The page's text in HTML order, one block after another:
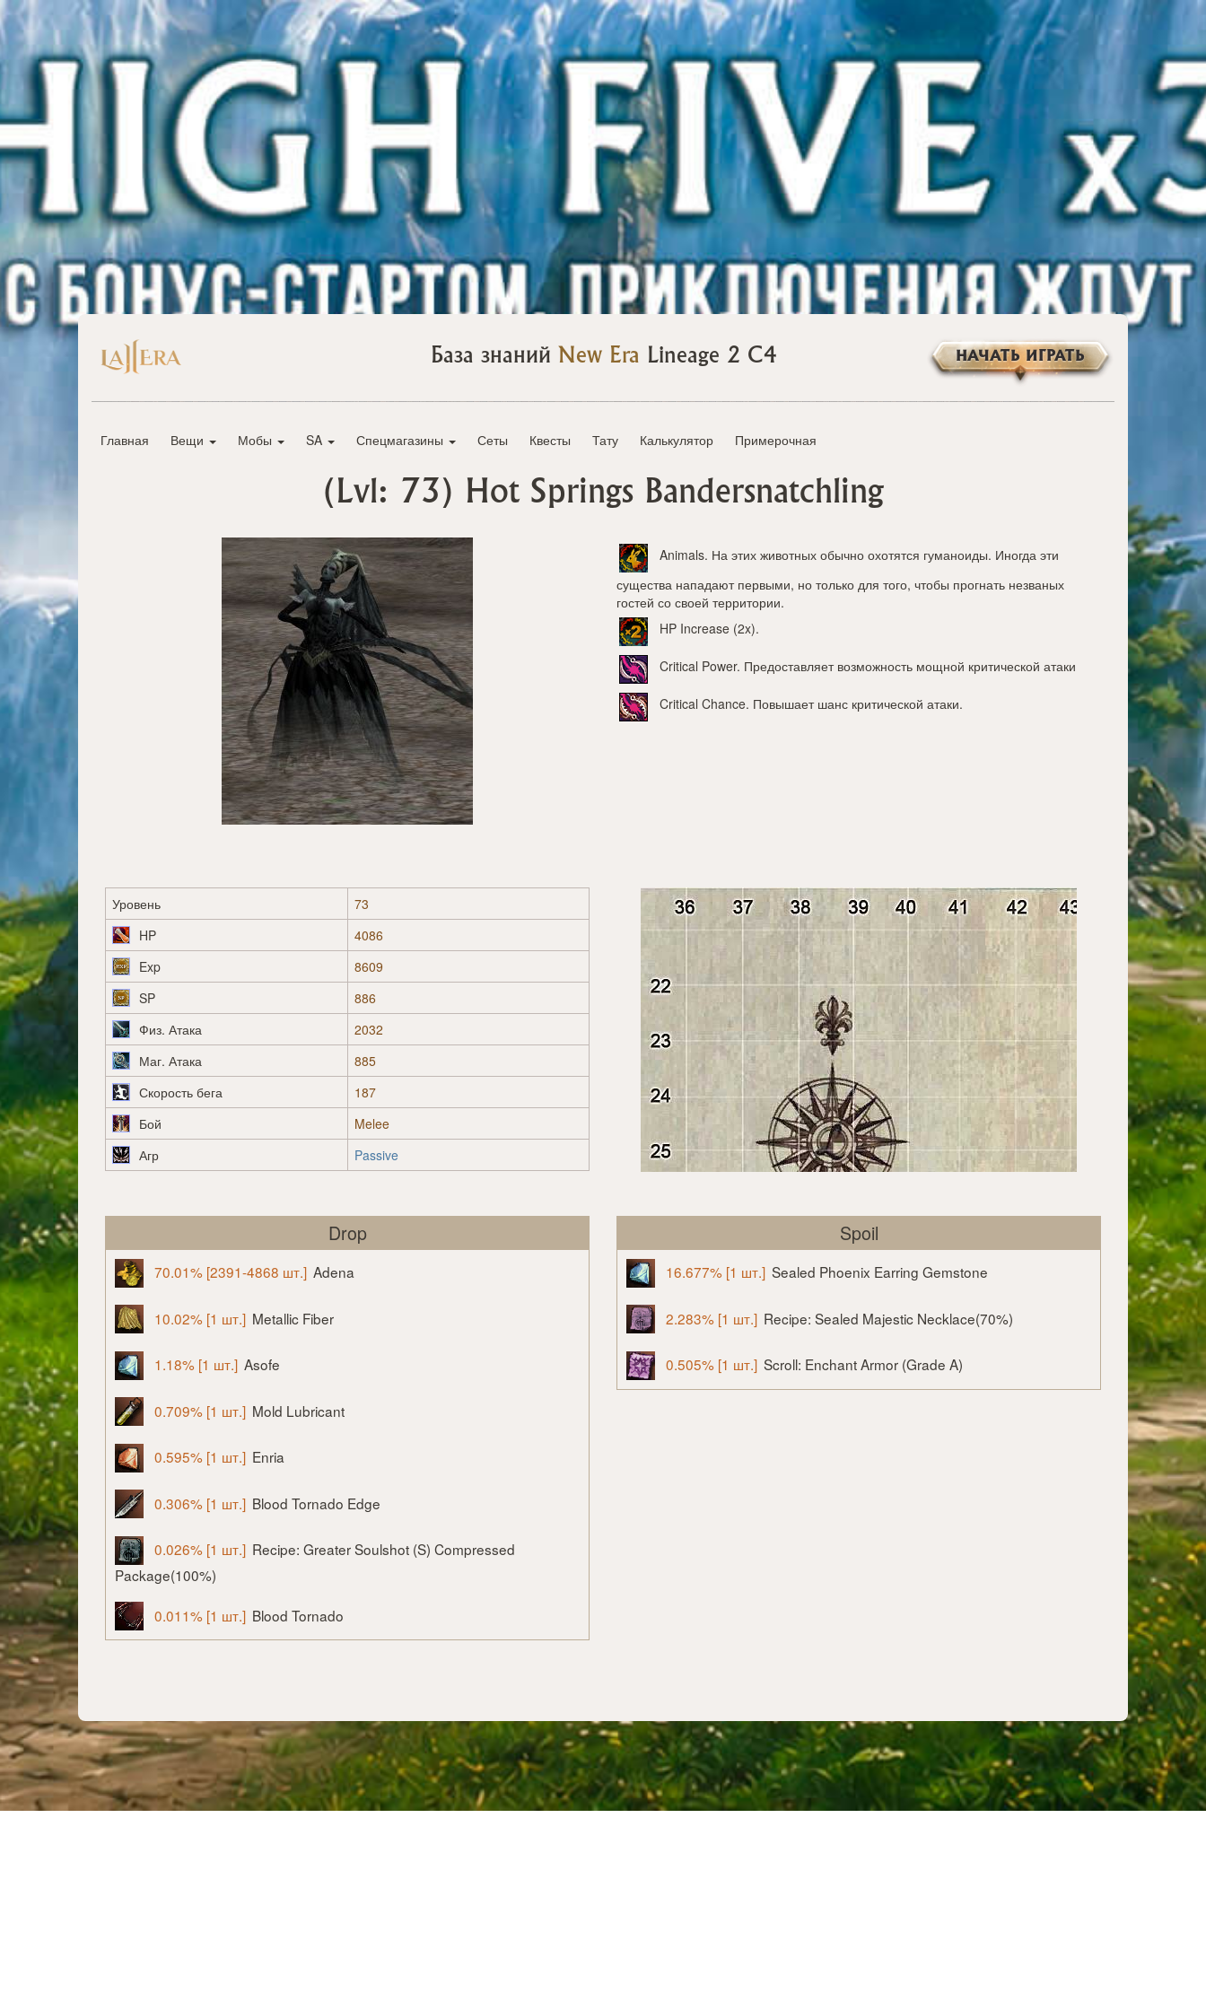
База знаний New Era Lineage 2 C4 НАЧАТЬ ИГРАТЬ
Главная Вещи Мобы SA Спецмагазины Сеты Квесты Тату Калькулятор Примерочная
(Lvl: 73) Hot Springs Bandersnatchling
Animals. На этих животных обычно охотятся гуманоиды. Иногда эти
существа нападают первыми, но только для того, чтобы прогнать незваных
гостей со своей территории.
HP Increase (2x).
Critical Power. Предоставляет возможность мощной критической атаки
Critical Chance. Повышает шанс критической атаки.
Уровень
73
HP
4086
Exp
8609
SP
886
Физ. Атака
2032
Маг. Атака
885
Скорость бега
187
Бой
Melee
Агр
Passive
Drop
70.01% [2391-4868 шт.] Adena
10.02% [1 шт.] Metallic Fiber
1.18% [1 шт.] Asofe
0.709% [1 шт.] Mold Lubricant
0.595% [1 шт.] Enria
0.306% [1 шт.] Blood Tornado Edge
0.026% [1 шт.] Recipe: Greater Soulshot (S) Compressed
Package(100%)
0.011% [1 шт.] Blood Tornado
Spoil
16.677% [1 шт.] Sealed Phoenix Earring Gemstone
2.283% [1 шт.] Recipe: Sealed Majestic Necklace(70%)
0.505% [1 шт.] Scroll: Enchant Armor (Grade A)